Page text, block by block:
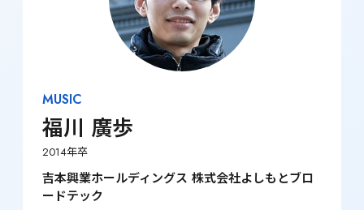
MUSIC
福川 廣歩
2014年卒
吉本興業ホールディングス 株式会社よしもとブロ
ードテック